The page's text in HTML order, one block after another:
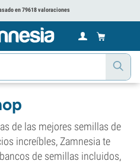
en 79618 valoraciones
de las mejores semillas de
increíbles, Zamnesia te
de semillas incluidos,